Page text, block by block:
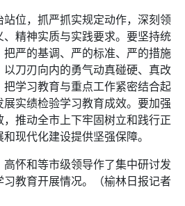
位，抓严抓实规定动作，深刻领
精神实质与实践要求。要坚持统
严的基调、严的标准、严的措施
刀刃向内的勇气动真碰硬、真改
学习教育与重点工作紧密结合起
实绩检验学习教育成效。要加强
推动全市上下牢固树立和践行正
现代化建设提供坚强保障。
怀和等市级领导作了集中研讨发
教育开展情况。（榆林日报记者